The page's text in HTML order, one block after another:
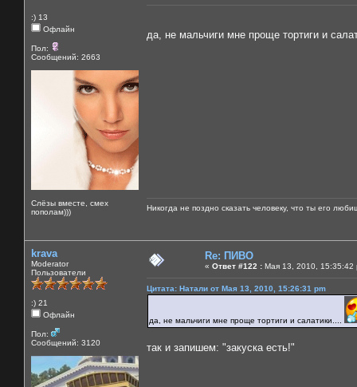
:) 13
Офлайн
Пол:
Сообщений: 2663
Слёзы вместе, смех
пополам)))
да, не мальчиги мне проще тортиги и
Никогда не поздно сказать человеку, что ты его
krava
Moderator
Пользователи
:) 21
Офлайн
Пол:
Сообщений: 3120
Re: ПИВО
« Ответ #122 : Мая 13, 2010, 15:35:42
Цитата: Натали от Мая 13, 2010, 15:26:31 pm
да, не мальчиги мне проще тортиги и салатики....
так и запишем: "закуска есть!"